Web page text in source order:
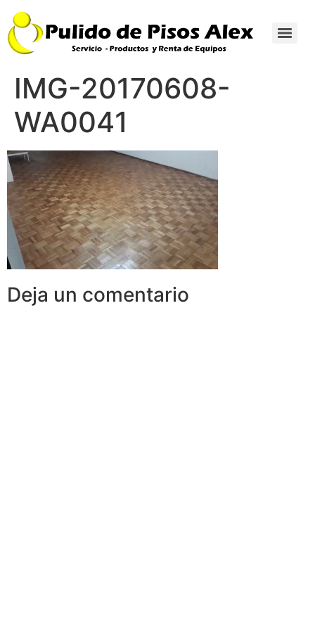
IMG-20170608-
WA0041
Deja un comentario